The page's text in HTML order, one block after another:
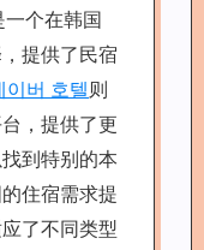
一个在韩国
提供了民宿
이버 호텔 则
，提供了更
到特别的本
住宿需求提
了不同类型